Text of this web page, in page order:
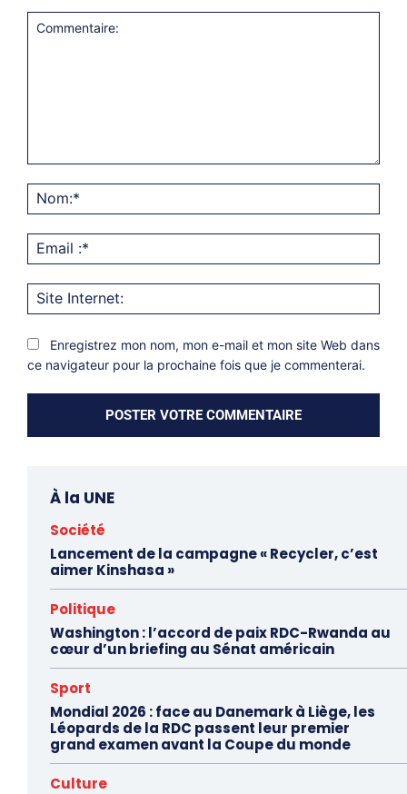
:*
Enregistrez mon nom, mon e-mail et mon site Web dans
ce navigateur pour la prochaine fois que je commenterai.
À la UNE
Société
Lancement de la campagne « Recycler, c’est
aimer Kinshasa »
Politique
Washington : l’accord de paix RDC-Rwanda au
cœur d’un briefing au Sénat américain
Sport
Mondial 2026 : face au Danemark à Liège, les
Léopards de la RDC passent leur premier
grand examen avant la Coupe du monde
Culture